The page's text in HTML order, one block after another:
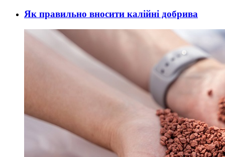
Як правильно вносити калійні добрива